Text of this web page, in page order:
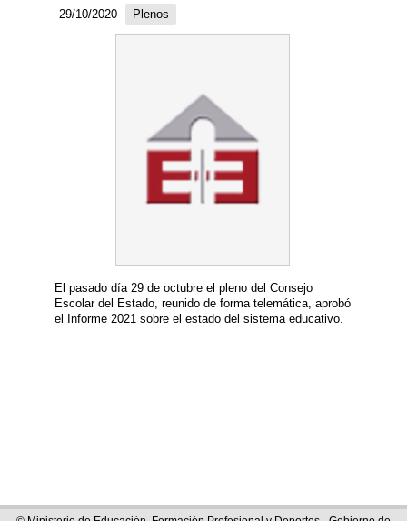
29/10/2020 Plenos
El pasado día 29 de octubre el pleno del Consejo
Escolar del Estado, reunido de forma telemática, aprobó
el Informe 2021 sobre el estado del sistema educativo.